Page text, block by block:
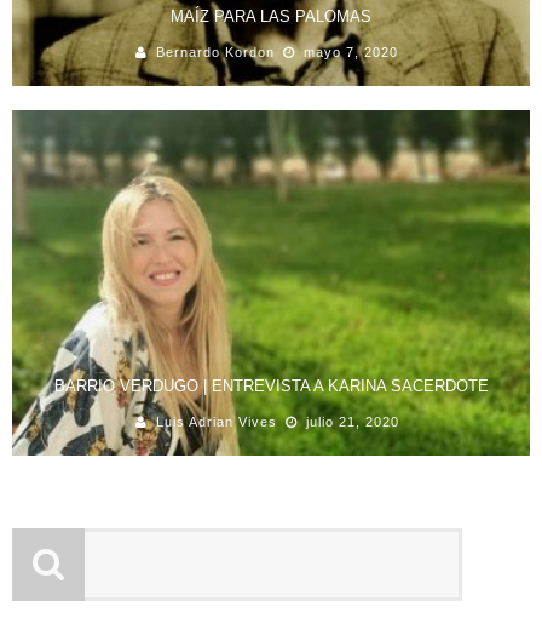
MAÍZ PARA LAS PALOMAS
Bernardo Kordon mayo 7, 2020
BARRIO VERDUGO | ENTREVISTA A KARINA SACERDOTE
Luis Adrian Vives julio 21, 2020